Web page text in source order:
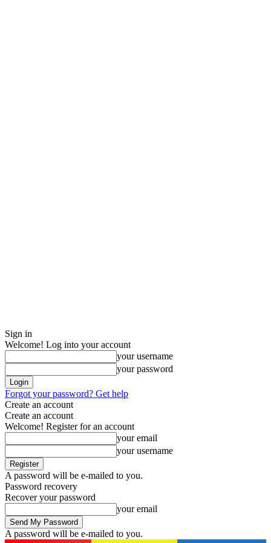
Sign in
Welcome! Log into your account
your username
your password
Forgot your password? Get help
Create an account
Create an account
Welcome! Register for an account
your email
your username
A password will be e-mailed to you.
Password recovery
Recover your password
your email
A password will be e-mailed to you.